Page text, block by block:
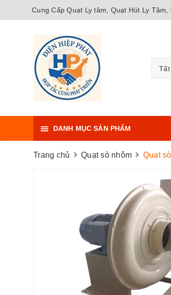
Cung Cấp Quạt Ly tâm, Quạt Hút Ly
Tất
DANH MỤC SẢN PHẨM
Trang chủ Quạt sò nhôm Quạt